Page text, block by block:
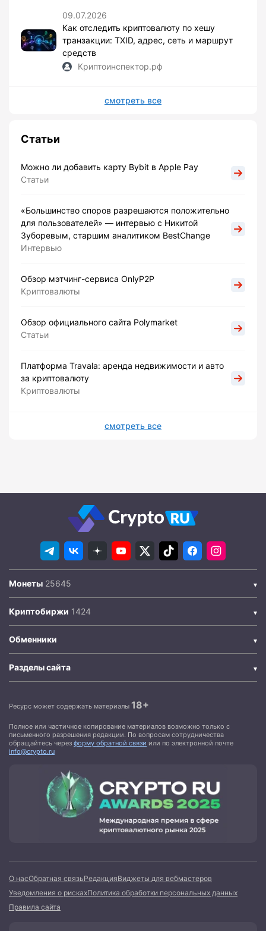
09.07.2026
Как отследить криптовалюту по хешу
транзакции: TXID, адрес, сеть и маршрут
средств
Криптоинспектор.рф
смотреть все
Статьи
Можно ли добавить карту Bybit в Apple Pay
Статьи
«Большинство споров разрешаются положительно
для пользователей» — интервью с Никитой
Зуборевым, старшим аналитиком BestChange
Интервью
Обзор мэтчинг-сервиса OnlyP2P
Криптовалюты
Обзор официального сайта Polymarket
Статьи
Платформа Travala: аренда недвижимости и авто
за криптовалюту
Криптовалюты
смотреть все
Монеты
Криптобиржи
Обменники
Разделы сайта
Ресурс может содержать материалы 18+
Полное или частичное копирование материалов возможно только с
письменного разрешения редакции. По вопросам сотрудничества
обращайтесь через форму обратной связи или по электронной почте
info@crypto.ru
О насОбратная связьРедакцияВиджеты для вебмастеров
Уведомления о рискахПолитика обработки персональных данных
Правила сайта